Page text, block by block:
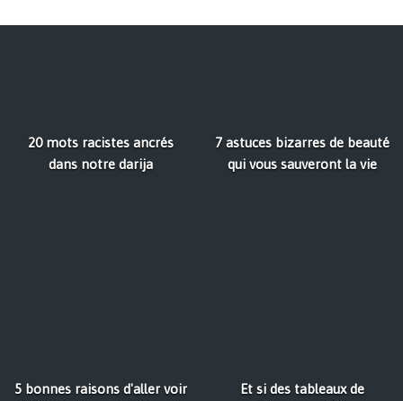
20 mots racistes ancrés
dans notre darija
7 astuces bizarres de beauté
qui vous sauveront la vie
5 bonnes raisons d'aller voir
Et si des tableaux de